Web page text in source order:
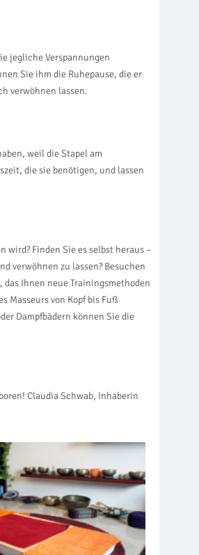
jegliche Verspannungen
Sie ihm die Ruhepause, die er
verwöhnen lassen.
weil die Stapel am
die sie benötigen, und lassen
wird? Finden Sie es selbst heraus –
verwöhnen zu lassen? Besuchen
Ihnen neue Trainingsmethoden
Masseurs von Kopf bis Fuß
Dampfbädern können Sie die
Claudia Schwab, Inhaberin